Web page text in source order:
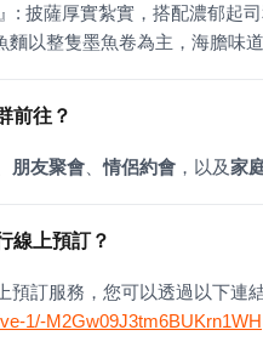
』
麵以整隻墨魚卷為主，海膽味
前往？
朋友聚會 、情侶約會 ，以及家
線上預訂？
預訂服務，您可以透過以下連
1/-M2Gw09J3tm6BUKrn1WH